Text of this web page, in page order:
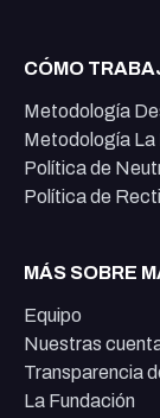
CÓMO
Metodología
Metodología
Política de
Política de
MÁS SOBRE
Equipo
Nuestras
Transparencia
La Fundación